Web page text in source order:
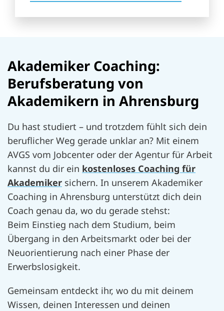
Akademiker Coaching:
Berufsberatung von
Akademikern in Ahrensburg
Du hast studiert – und trotzdem fühlt sich dein
beruflicher Weg gerade unklar an? Mit einem
AVGS vom Jobcenter oder der Agentur für Arbeit
kannst du dir ein kostenloses Coaching für
Akademiker sichern. In unserem Akademiker
Coaching in Ahrensburg unterstützt dich dein
Coach genau da, wo du gerade stehst:
Beim Einstieg nach dem Studium, beim
Übergang in den Arbeitsmarkt oder bei der
Neuorientierung nach einer Phase der
Erwerbslosigkeit.
Gemeinsam entdeckt ihr, wo du mit deinem
Wissen, deinen Interessen und deinen